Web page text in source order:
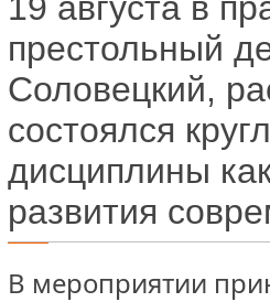
Церковь и власть
Церковь и общество
Церковь и СМИ
престольный
Соловецкий,
состоялся
дисциплины
развития
В мероприятии